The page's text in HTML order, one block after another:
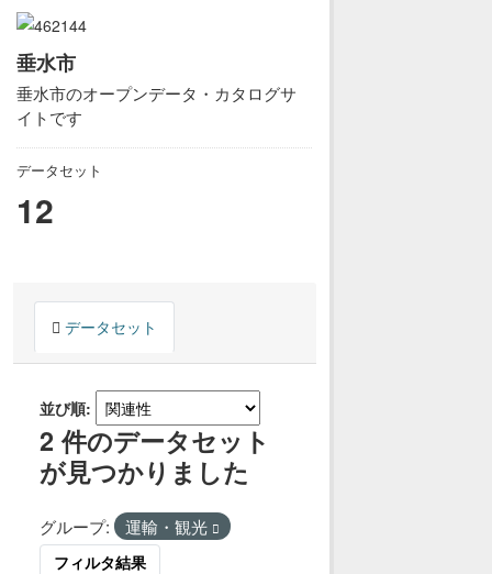
垂水市
垂水市のオープンデータ・カタログサ
イトです
データセット
12
データセット
並び順
2 件のデータセット
が見つかりました
グループ: 運輸・観光
フィルタ結果